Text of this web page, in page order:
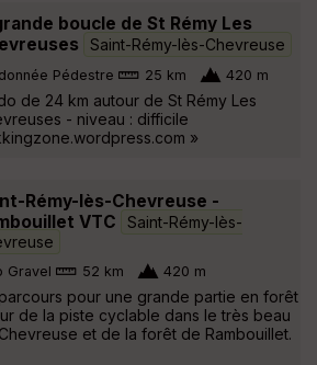
boucle de St Rémy Les
Saint-Rémy-lès-Chevreuse
Pédestre 25 km 420 m
de 24 km autour de St Rémy Les
- niveau : difficile
»
Rémy-lès-Chevreuse -
VTC
Saint-Rémy-lès-
Gravel 52 km 420 m
pour une grande partie en forêt
de la piste cyclable dans le très beau
et de la forêt de Rambouillet.